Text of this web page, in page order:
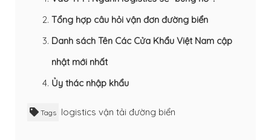
Tổng hợp câu hỏi vận đơn đường biển
Danh sách Tên Các Cửa Khẩu Việt Nam cập
nhật mới nhất
Ủy thác nhập khẩu
Tags logistics vận tải đường biển